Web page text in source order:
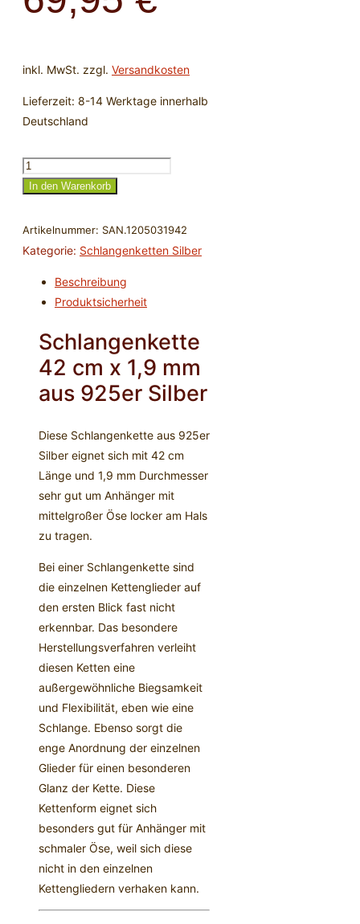
inkl. MwSt. zzgl. Versandkosten
Lieferzeit: 8-14 Werktage innerhalb
Deutschland
Schlangenkette
cm
x
Silber
Menge
In den Warenkorb
Artikelnummer: SAN.1205031942
Kategorie: Schlangenketten Silber
Beschreibung
Produktsicherheit
Schlangenkette
42 cm x 1,9 mm
aus 925er Silber
Diese Schlangenkette aus 925er
Silber eignet sich mit 42 cm
Länge und 1,9 mm Durchmesser
sehr gut um Anhänger mit
mittelgroßer Öse locker am Hals
zu tragen.
Bei einer Schlangenkette sind
die einzelnen Kettenglieder auf
den ersten Blick fast nicht
erkennbar. Das besondere
Herstellungsverfahren verleiht
diesen Ketten eine
außergewöhnliche Biegsamkeit
und Flexibilität, eben wie eine
Schlange. Ebenso sorgt die
enge Anordnung der einzelnen
Glieder für einen besonderen
Glanz der Kette. Diese
Kettenform eignet sich
besonders gut für Anhänger mit
schmaler Öse, weil sich diese
nicht in den einzelnen
Kettengliedern verhaken kann.